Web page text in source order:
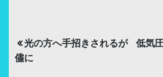
投
稿
光の方へ手招きされるが
儘に
低気